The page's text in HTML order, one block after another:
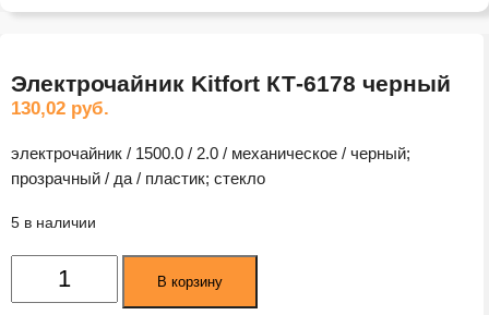
Электрочайник Kitfort КТ-6178 черный
130,02 руб.
электрочайник / 1500.0 / 2.0 / механическое / черный;
прозрачный / да / пластик; стекло
5 в наличии
Количество
товара
В корзину